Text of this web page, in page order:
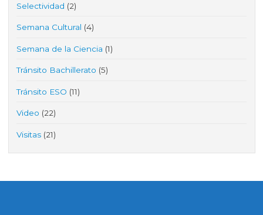
Selectividad (2)
Semana Cultural (4)
Semana de la Ciencia (1)
Tránsito Bachillerato (5)
Tránsito ESO (11)
Video (22)
Visitas (21)